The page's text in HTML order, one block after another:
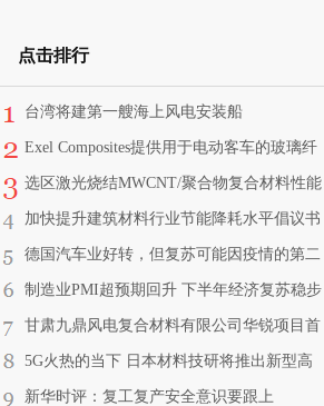
点击排行
台湾将建第一艘海上风电安装船
Exel Composites提供用于电动客车的玻璃纤
维型材
选区激光烧结MWCNT/聚合物复合材料性能
研究
加快提升建筑材料行业节能降耗水平倡议书
德国汽车业好转，但复苏可能因疫情的第二
波来袭而停滞
制造业PMI超预期回升 下半年经济复苏稳步
启航
甘肃九鼎风电复合材料有限公司华锐项目首
支叶片在酒泉经开区下线
5G火热的当下 日本材料技研将推出新型高
耐热透明树脂
新华时评：复工复产安全意识要跟上